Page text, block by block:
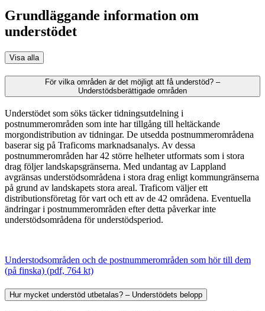
Grundläggande information om
understödet
Visa alla
För vilka områden är det möjligt att få understöd? –
Understödsberättigade områden
Understödet som söks täcker tidningsutdelning i
postnummerområden som inte har tillgång till heltäckande
morgondistribution av tidningar. De utsedda postnummerområdena
baserar sig på Traficoms marknadsanalys. Av dessa
postnummerområden har 42 större helheter utformats som i stora
drag följer landskapsgränserna. Med undantag av Lappland
avgränsas understödsområdena i stora drag enligt kommungränserna
på grund av landskapets stora areal. Traficom väljer ett
distributionsföretag för vart och ett av de 42 områdena. Eventuella
ändringar i postnummerområden efter detta påverkar inte
understödsområdena för understödsperiod.
Understodsområden och de postnummerområden som hör till dem
(på finska) (pdf, 764 kt)
Hur mycket understöd utbetalas? – Understödets belopp